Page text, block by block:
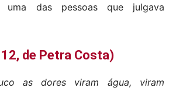
uma das pessoas que julgava
de Petra Costa)
as dores viram água, viram